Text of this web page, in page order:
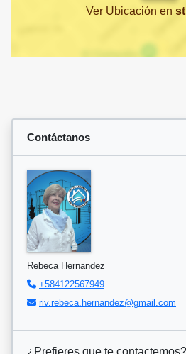
Ver Ubicación en
Contáctanos
Rebeca Hernandez
+584122567949
riv.rebeca.hernandez@gmail.com